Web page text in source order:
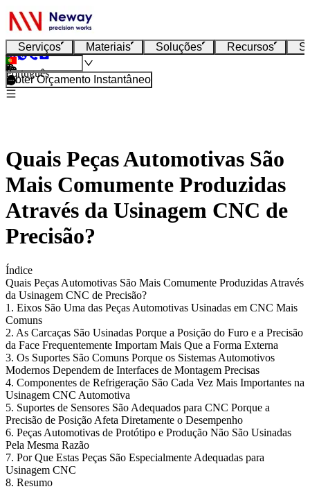
Serviços Materiais Soluções Recursos
Português
Obter Orçamento Instantâneo
Quais Peças Automotivas São
Mais Comumente Produzidas
Através da Usinagem CNC de
Precisão?
Índice
Quais Peças Automotivas São Mais Comumente Produzidas Através
da Usinagem CNC de Precisão?
1. Eixos São Uma das Peças Automotivas Usinadas em CNC Mais
Comuns
2. As Carcaças São Usinadas Porque a Posição do Furo e a Precisão
da Face Frequentemente Importam Mais Que a Forma Externa
3. Os Suportes São Comuns Porque os Sistemas Automotivos
Modernos Dependem de Interfaces de Montagem Precisas
4. Componentes de Refrigeração São Cada Vez Mais Importantes na
Usinagem CNC Automotiva
5. Suportes de Sensores São Adequados para CNC Porque a
Precisão de Posição Afeta Diretamente o Desempenho
6. Peças Automotivas de Protótipo e Produção Não São Usinadas
Pela Mesma Razão
7. Por Que Estas Peças São Especialmente Adequadas para
Usinagem CNC
8. Resumo